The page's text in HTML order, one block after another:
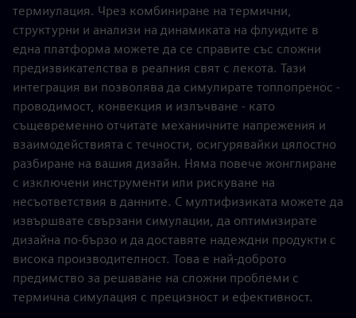
термиулация. Чрез комбиниране на термични,
структурни и анализи на динамиката на флуидите в
една платформа можете да се справите със сложни
предизвикателства в реалния свят с лекота. Тази
интеграция ви позволява да симулирате топлопренос -
проводимост, конвекция и излъчване - като
същевременно отчитате механичните напрежения и
взаимодействията с течности, осигурявайки цялостно
разбиране на вашия дизайн. Няма повече жонглиране
с изключени инструменти или рискуване на
несъответствия в данните. С мултифизиката можете да
извършвате свързани симулации, да оптимизирате
дизайна по-бързо и да доставяте надеждни продукти с
висока производителност. Това е най-доброто
предимство за решаване на сложни проблеми с
термична симулация с прецизност и ефективност.